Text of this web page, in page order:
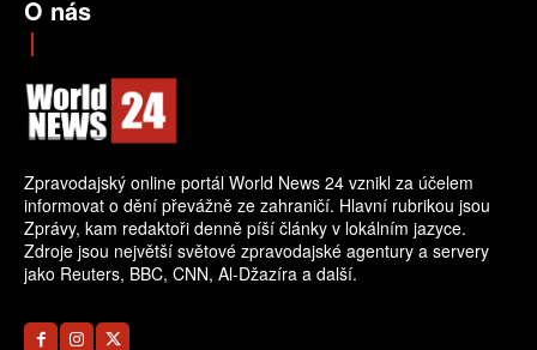
O nás
Zpravodajský online portál World News 24 vznikl za účelem
informovat o dění převážně ze zahraničí. Hlavní rubrikou jsou
Zprávy, kam redaktoři denně píší články v lokálním jazyce.
Zdroje jsou největší světové zpravodajské agentury a servery
jako Reuters, BBC, CNN, Al-Džazíra a další.